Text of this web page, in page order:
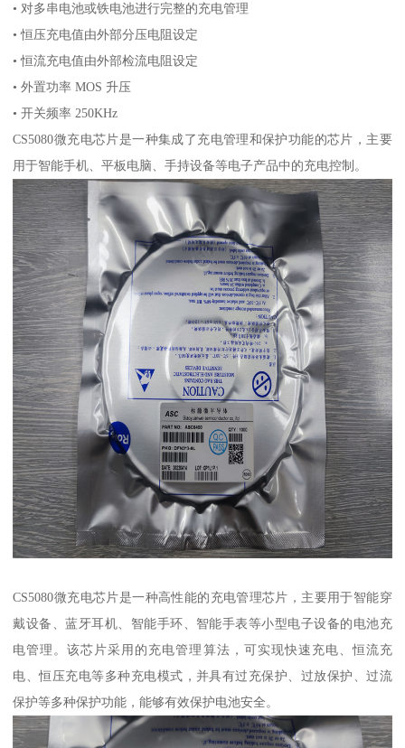
• 对多串电池或铁电池进行完整的充电管理
• 恒压充电值由外部分压电阻设定
• 恒流充电值由外部检流电阻设定
• 外置功率 MOS 升压
• 开关频率 250KHz
CS5080微充电芯片是一种集成了充电管理和保护功能的芯片，主要
用于智能手机、平板电脑、手持设备等电子产品中的充电控制。
CS5080微充电芯片是一种高性能的充电管理芯片，主要用于智能穿
戴设备、蓝牙耳机、智能手环、智能手表等小型电子设备的电池充
电管理。该芯片采用的充电管理算法，可实现快速充电、恒流充
电、恒压充电等多种充电模式，并具有过充保护、过放保护、过流
保护等多种保护功能，能够有效保护电池安全。